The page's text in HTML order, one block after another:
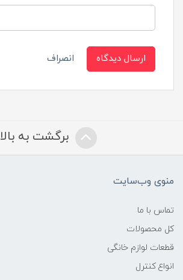
ارسال دیدگاه انصراف
برگشت به بالا
منوی وب‌سایت
تماس با ما
کل محصولات
قطعات لوازم خانگی
انواع کنترل